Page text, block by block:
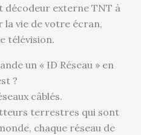
décodeur externe TNT à
vie de votre écran,
télévision.
un « ID Réseau » en
?
câblés.
terrestres qui sont
chaque réseau de